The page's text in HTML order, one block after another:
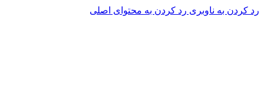
رد کردن به ناوبری رد کردن به محتوای اصلی